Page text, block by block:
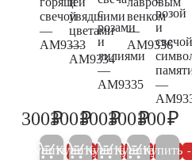
свечой
—
AM9333
300
300₽
Купить 5%
увядшими
цветами
—
AM9334
300
300₽
Купить 5%
с
розами
и
лилиями
—
AM9335
300
300₽
Купить 5%
венком
—
AM9336
300
300₽
Купить 5%
розой
и
—
300₽
Купить